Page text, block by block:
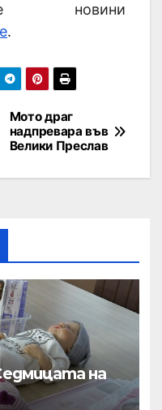
новини
.
Мото драг
надпревара във
Велики Преслав
на